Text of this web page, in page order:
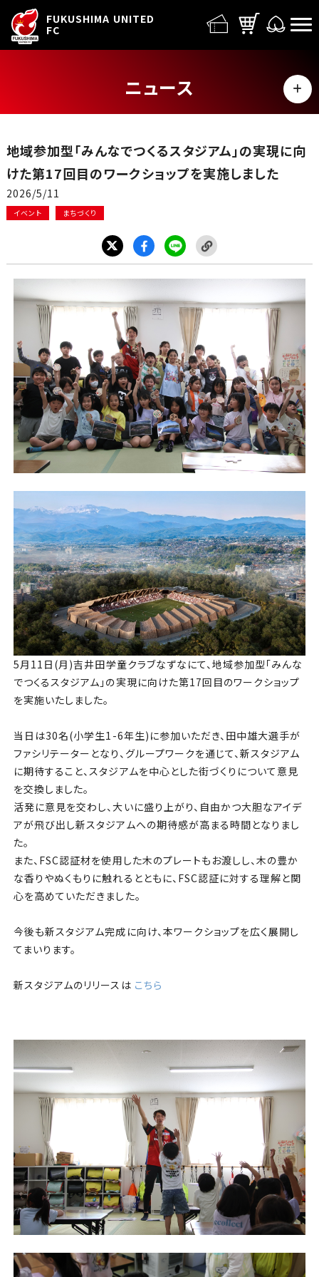
FUKUSHIMA UNITED
FC
ニュース
MENU
イベント
グッズ
チケット
アカデミー・スクール
農業部
まちづくり
パートナー
NPO
その他
地域参加型「みんなでつくるスタジアム」の実現に向
けた第17回目のワークショップを実施しました
2026/5/11
イベント まちづくり
5月11日(月)吉井田学童クラブなずなにて、地域参加型「みんな
でつくるスタジアム」の実現に向けた第17回目のワークショップ
を実施いたしました。
当日は30名(小学生1-6年生)に参加いただき、田中雄大選手が
ファシリテーターとなり、グループワークを通じて、新スタジアム
に期待すること、スタジアムを中心とした街づくりについて意見
を交換しました。
活発に意見を交わし、大いに盛り上がり、自由かつ大胆なアイデ
アが飛び出し新スタジアムへの期待感が高まる時間となりまし
た。
また、FSC認証材を使用した木のプレートもお渡しし、木の豊か
な香りやぬくもりに触れるとともに、FSC認証に対する理解と関
心を高めていただきました。
今後も新スタジアム完成に向け、本ワークショップを広く展開し
てまいります。
新スタジアムのリリースは こちら